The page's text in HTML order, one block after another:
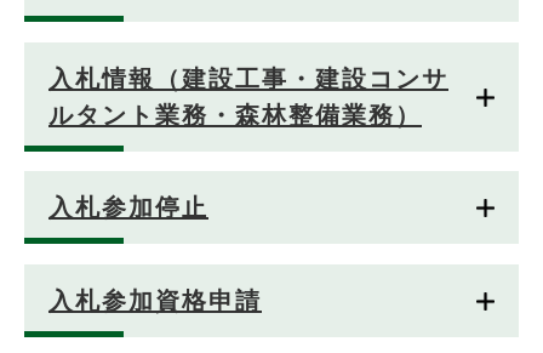
入札情報（建設工事・建設コンサ
ルタント業務・森林整備業務）
入札参加停止
入札参加資格申請